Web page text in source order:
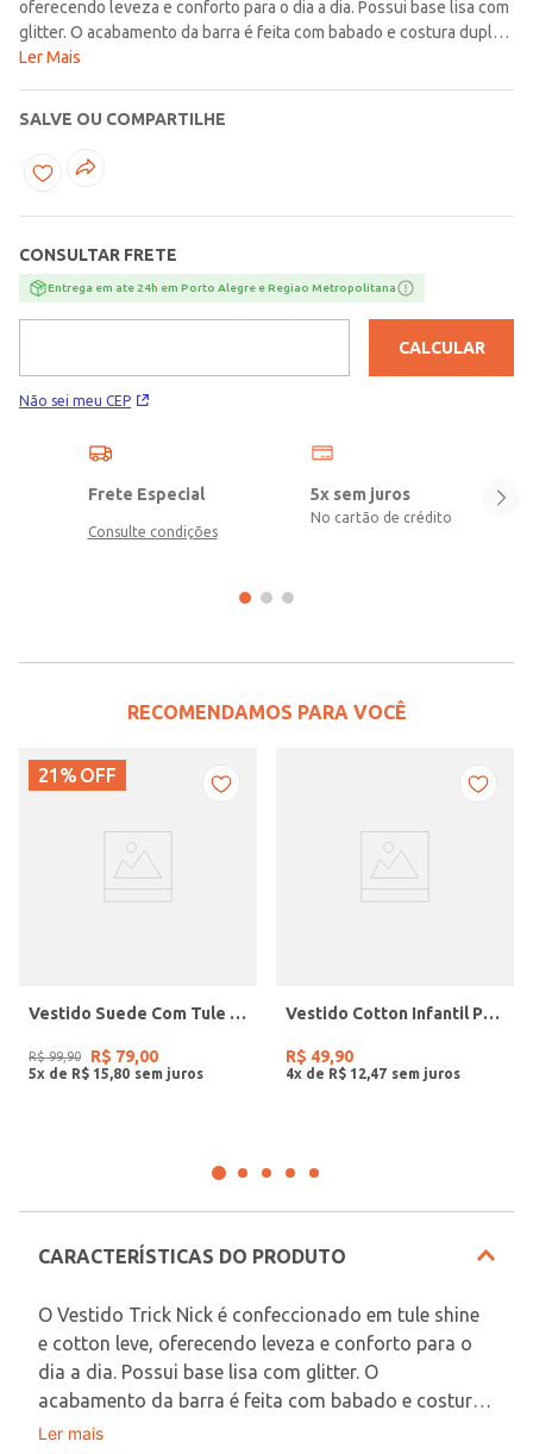
oferecendo leveza e conforto para o dia a dia. Possui base lisa com
glitter. O acabamento da barra é feita com babado e costura dupla,
garantindo mais resistência. O decote conta com reforço na parte
Ler Mais
SALVE OU COMPARTILHE
CONSULTAR FRETE
Entrega em ate 24h em Porto Alegre e Regiao Metropolitana
Não sei meu CEP
CALCULAR
Frete Especial
Consulte condições
5x sem juros
No cartão de crédito
RECOMENDAMOS PARA VOCÊ
21% OFF
Vestido Suede Com Tule Infantil Para Menina - OFF WHITE
R$ 99,90 R$ 79,00
5x de R$ 15 80
Vestido Cotton Infantil Para Menina - BEGE
R$ 49,90
4x de R$ 12 47
CARACTERÍSTICAS DO PRODUTO
O Vestido Trick Nick é confeccionado em tule shine
e cotton leve, oferecendo leveza e conforto para o
dia a dia. Possui base lisa com glitter. O
acabamento da barra é feita com babado e costura
dupla, garantindo mais resistência. O decote conta
Em decorrência do uso do flash, as peças podem
Ler mais